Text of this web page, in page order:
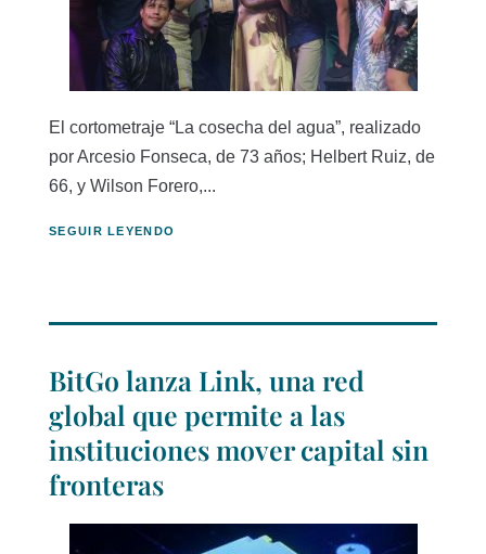
El cortometraje “La cosecha del agua”, realizado
por Arcesio Fonseca, de 73 años; Helbert Ruiz, de
66, y Wilson Forero,...
SEGUIR LEYENDO
BitGo lanza Link, una red
global que permite a las
instituciones mover capital sin
fronteras